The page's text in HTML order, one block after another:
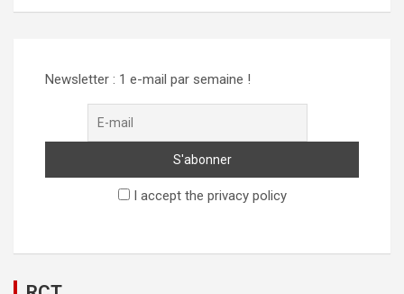
Newsletter : 1 e-mail par semaine !
I accept the privacy policy